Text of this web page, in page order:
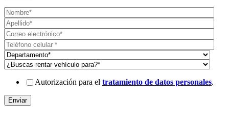
Autorización para el tratamiento de datos personales.